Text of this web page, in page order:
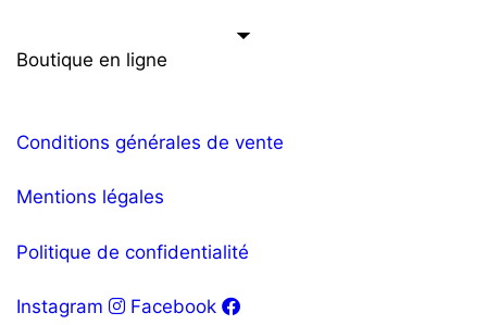
Boutique en ligne
Conditions générales de vente
Mentions légales
Politique de confidentialité
Instagram Facebook